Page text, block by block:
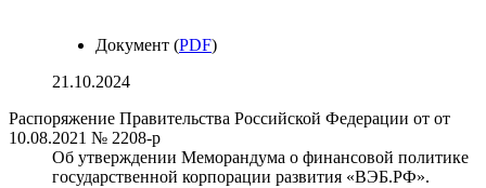
Документ (PDF)
21.10.2024
Распоряжение Правительства Российской Федерации от от
10.08.2021 № 2208-р
Об утверждении Меморандума о финансовой политике
государственной корпорации развития «ВЭБ.РФ».